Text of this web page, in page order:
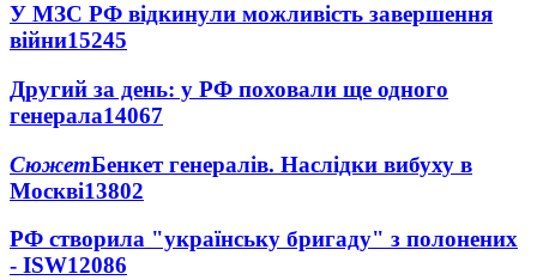
У МЗС РФ відкинули можливість завершення
війни15245
Другий за день: у РФ поховали ще одного
генерала14067
СюжетБенкет генералів. Наслідки вибуху в
Москві13802
РФ створила "українську бригаду" з полонених
- ISW12086